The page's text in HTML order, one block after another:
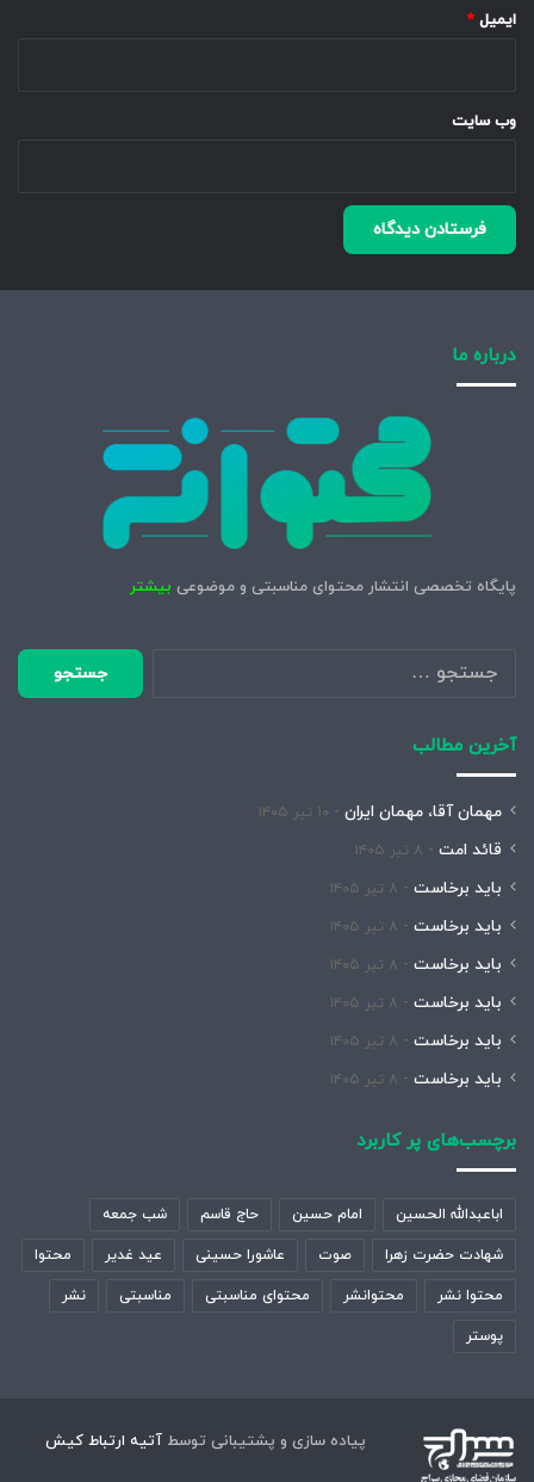
ایمیل *
وب‌ سایت
درباره ما
پایگاه تخصصی انتشار محتوای مناسبتی و موضوعی بیشتر
جستجو
برای:
آخرین مطالب
مهمان آقا، مهمان ایران ۱۰ تیر ۱۴۰۵
قائد امت ۸ تیر ۱۴۰۵
باید برخاست ۸ تیر ۱۴۰۵
باید برخاست ۸ تیر ۱۴۰۵
باید برخاست ۸ تیر ۱۴۰۵
باید برخاست ۸ تیر ۱۴۰۵
باید برخاست ۸ تیر ۱۴۰۵
باید برخاست ۸ تیر ۱۴۰۵
برچسب‌های پر کاربرد
اباعبدالله الحسین امام حسین حاج قاسم شب جمعه
شهادت حضرت زهرا صوت عاشورا حسینی عید غدیر محتوا
محتوا نشر محتوانشر محتوای مناسبتی مناسبتی نشر
پوستر
پیاده سازی و پشتیبانی توسط آتیه ارتباط کیش